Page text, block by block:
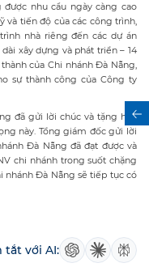
nhu cầu ngày càng cao
tiến độ của các công trình,
nhà riêng đến các dự án
xây dựng và phát triển – 14
của Chi nhánh Đà Nẵng,
sự thành công của Công ty
đã gửi lời chúc và tặng hoa
này. Tổng giám đốc gửi lời
Đà Nẵng đã đạt được và
chi nhánh trong suốt chặng
nhánh Đà Nẵng sẽ tiếp tục có
tắt với AI: